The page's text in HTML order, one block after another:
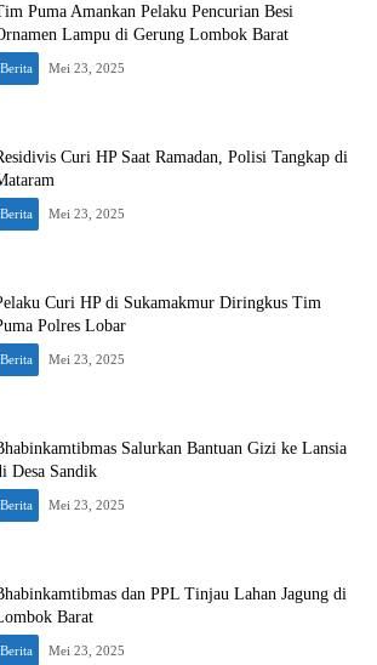
Puma Amankan Pelaku Pencurian Besi
Lampu di Gerung Lombok Barat
Berita Mei 23, 2025
Curi HP Saat Ramadan, Polisi Tangkap di
Berita Mei 23, 2025
Curi HP di Sukamakmur Diringkus Tim
Polres Lobar
Berita Mei 23, 2025
Salurkan Bantuan Gizi ke Lansia
Desa Sandik
Berita Mei 23, 2025
dan PPL Tinjau Lahan Jagung di
Barat
Berita Mei 23, 2025